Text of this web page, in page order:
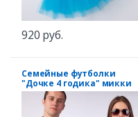
920 руб.
Семейные футболки
"Дочке 4 годика" микки